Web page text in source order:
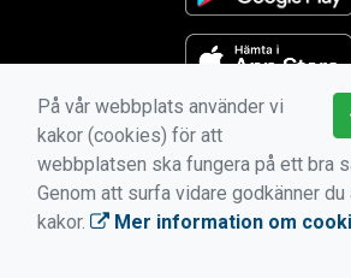
På vår webbplats använder vi
kakor (cookies) för att
webbplatsen ska fungera på ett bra
Genom att surfa vidare godkänner du
kakor.
Mer information om